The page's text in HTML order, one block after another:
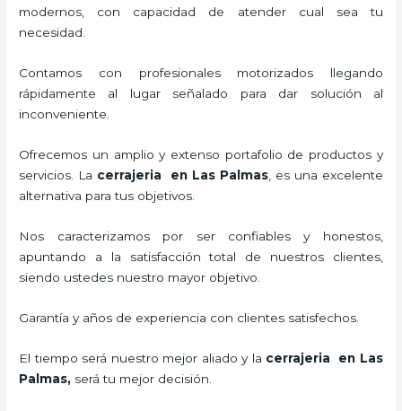
modernos, con capacidad de atender cual sea tu
necesidad.
Contamos con profesionales motorizados llegando
rápidamente al lugar señalado para dar solución al
inconveniente.
Ofrecemos un amplio y extenso portafolio de productos y
servicios. La cerrajeria en Las Palmas , es una excelente
alternativa para tus objetivos.
Nos caracterizamos por ser confiables y honestos,
apuntando a la satisfacción total de nuestros clientes,
siendo ustedes nuestro mayor objetivo.
Garantía y años de experiencia con clientes satisfechos.
El tiempo será nuestro mejor aliado y la cerrajeria en Las
Palmas, será tu mejor decisión.